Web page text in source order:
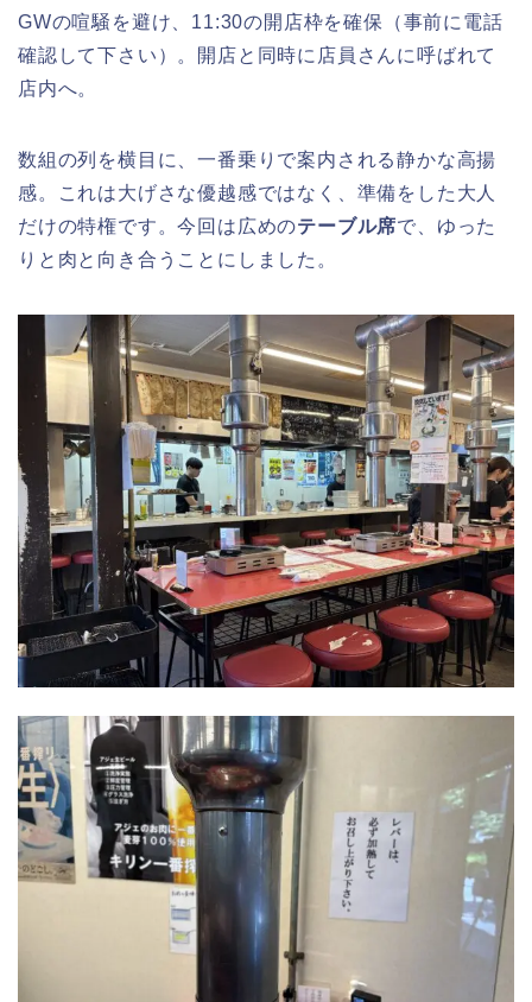
GWの喧騒を避け、11:30の開店枠を確保（事前に電話
確認して下さい）。開店と同時に店員さんに呼ばれて
店内へ。
数組の列を横目に、一番乗りで案内される静かな高揚
感。これは大げさな優越感ではなく、準備をした大人
だけの特権です。今回は広めのテーブル席で、ゆった
りと肉と向き合うことにしました。